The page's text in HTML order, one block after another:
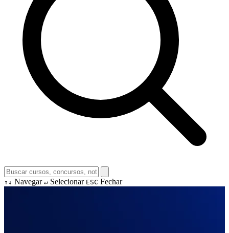
↑↓ Navegar ↵ Selecionar ESC Fechar